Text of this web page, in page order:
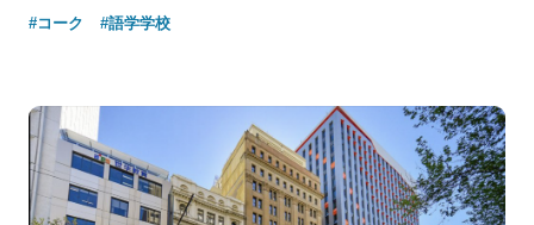
#コーク #語学学校